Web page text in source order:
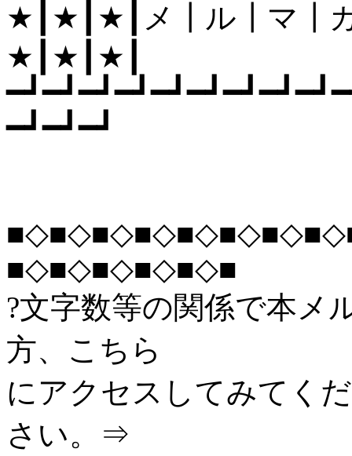
★┃★┃★┃メ┃ル┃マ┃
★┃★┃★┃
━┛━┛━┛
■◇■◇■◇■◇■◇■
?文字数等の関係で本メ
方、こちら
にアクセスしてみてくだ
さい。⇒